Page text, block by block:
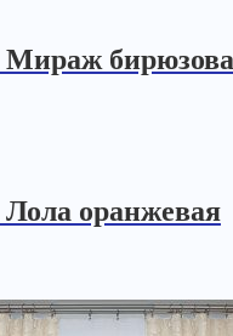
оранжевая